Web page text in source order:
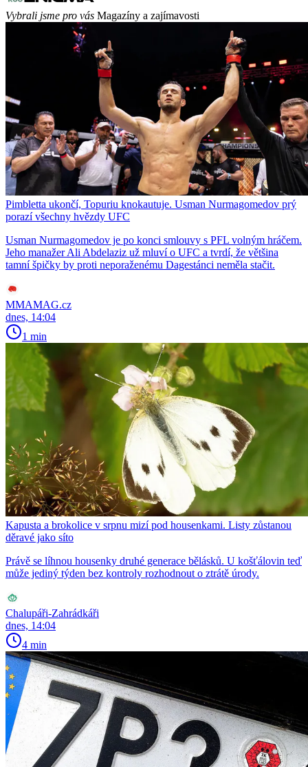
Vybrali jsme pro vás Magazíny a zajímavosti
Pimbletta ukončí, Topuriu knokautuje. Usman Nurmagomedov prý
porazí všechny hvězdy UFC
Usman Nurmagomedov je po konci smlouvy s PFL volným hráčem.
Jeho manažer Ali Abdelaziz už mluví o UFC a tvrdí, že většina
tamní špičky by proti neporaženému Dagestánci neměla stačit.
MMAMAG.cz
dnes, 14:04
1 min
Kapusta a brokolice v srpnu mizí pod housenkami. Listy zůstanou
děravé jako síto
Právě se líhnou housenky druhé generace bělásků. U košťálovin teď
může jediný týden bez kontroly rozhodnout o ztrátě úrody.
Chalupáři-Zahrádkáři
dnes, 14:04
4 min